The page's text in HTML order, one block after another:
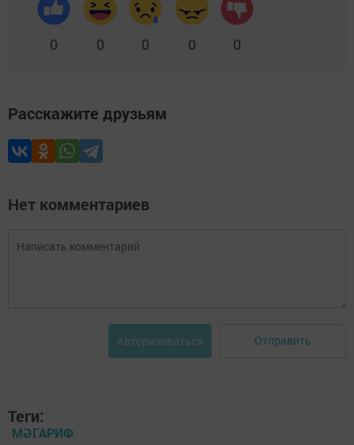
0 0 0 0 0
Расскажите друзьям
Нет комментариев
Авторизоваться Отправить
Теги:
МӘГАРИФ